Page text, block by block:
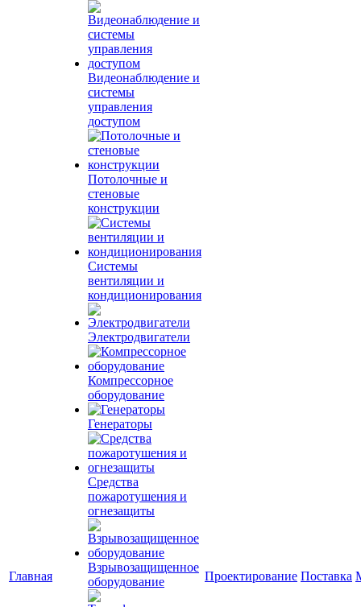
Главная
Видеонаблюдение и
системы
управления
доступом
Потолочные и
стеновые
конструкции
Системы
вентиляции и
кондиционирования
Электродвигатели
Компрессорное
оборудование
Генераторы
Средства
пожаротушения и
огнезащиты
Взрывозащищенное
оборудование
Проектирование Поставка